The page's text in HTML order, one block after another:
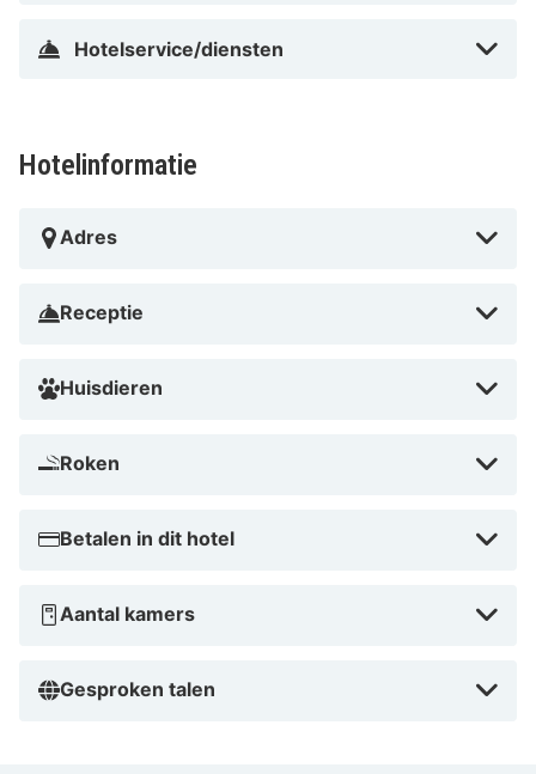
Hotelservice/diensten
Hotelinformatie
Adres
Receptie
Huisdieren
Roken
Betalen in dit hotel
Aantal kamers
Gesproken talen